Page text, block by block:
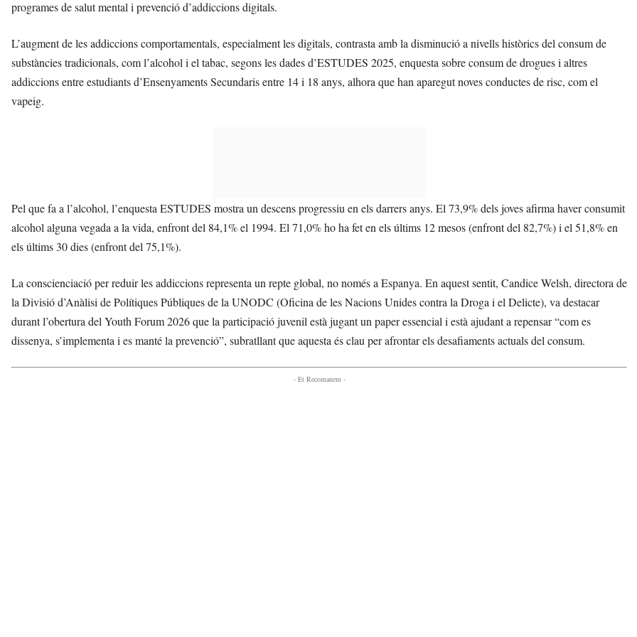
programes de salut mental i prevenció d’addiccions digitals.
L’augment de les addiccions comportamentals, especialment les digitals, contrasta amb la disminució a nivells històrics del consum de
substàncies tradicionals, com l’alcohol i el tabac, segons les dades d’ESTUDES 2025, enquesta sobre consum de drogues i altres
addiccions entre estudiants d’Ensenyaments Secundaris entre 14 i 18 anys, alhora que han aparegut noves conductes de risc, com el
vapeig.
Pel que fa a l’alcohol, l’enquesta ESTUDES mostra un descens progressiu en els darrers anys. El 73,9% dels joves afirma haver consumit
alcohol alguna vegada a la vida, enfront del 84,1% el 1994. El 71,0% ho ha fet en els últims 12 mesos (enfront del 82,7%) i el 51,8% en
els últims 30 dies (enfront del 75,1%).
La conscienciació per reduir les addiccions representa un repte global, no només a Espanya. En aquest sentit, Candice Welsh, directora de
la Divisió d’Anàlisi de Polítiques Públiques de la UNODC (Oficina de les Nacions Unides contra la Droga i el Delicte), va destacar
durant l’obertura del Youth Forum 2026 que la participació juvenil està jugant un paper essencial i està ajudant a repensar “com es
dissenya, s’implementa i es manté la prevenció”, subratllant que aquesta és clau per afrontar els desafiaments actuals del consum.
- Et Recomanem -